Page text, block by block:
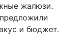
жалюзи.
и бюджет.